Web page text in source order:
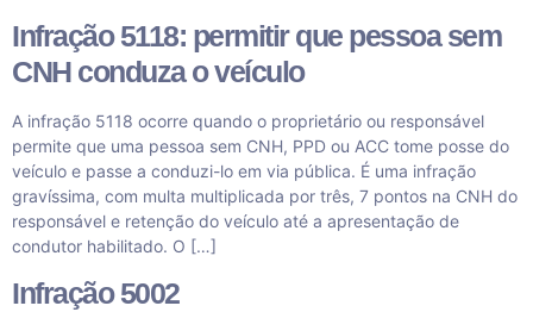
Infração 5118: permitir que pessoa sem
CNH conduza o veículo
A infração 5118 ocorre quando o proprietário ou responsável
permite que uma pessoa sem CNH, PPD ou ACC tome posse do
veículo e passe a conduzi-lo em via pública. É uma infração
gravíssima, com multa multiplicada por três, 7 pontos na CNH do
responsável e retenção do veículo até a apresentação de
condutor habilitado. O […]
Infração 5002